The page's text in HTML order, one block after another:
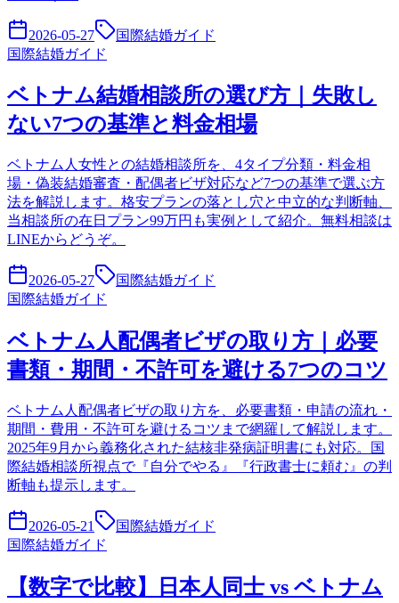
2026-05-27
国際結婚ガイド
国際結婚ガイド
ベトナム結婚相談所の選び方｜失敗し
ない7つの基準と料金相場
ベトナム人女性との結婚相談所を、4タイプ分類・料金相
場・偽装結婚審査・配偶者ビザ対応など7つの基準で選ぶ方
法を解説します。格安プランの落とし穴と中立的な判断軸、
当相談所の在日プラン99万円も実例として紹介。無料相談は
LINEからどうぞ。
2026-05-27
国際結婚ガイド
国際結婚ガイド
ベトナム人配偶者ビザの取り方｜必要
書類・期間・不許可を避ける7つのコツ
ベトナム人配偶者ビザの取り方を、必要書類・申請の流れ・
期間・費用・不許可を避けるコツまで網羅して解説します。
2025年9月から義務化された結核非発病証明書にも対応。国
際結婚相談所視点で『自分でやる』『行政書士に頼む』の判
断軸も提示します。
2026-05-21
国際結婚ガイド
国際結婚ガイド
【数字で比較】日本人同士 vs ベトナム